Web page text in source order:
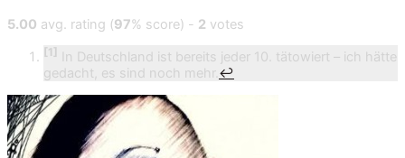
5.00 avg. rating (97% score) - 2 votes
[1]
In Deutschland ist bereits jeder 10. tätowiert – ich hätte
gedacht, es sind noch mehr. ↩